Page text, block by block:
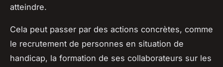
atteindre.
Cela peut passer par des actions concrètes, comme
le recrutement de personnes en situation de
handicap, la formation de ses collaborateurs sur les